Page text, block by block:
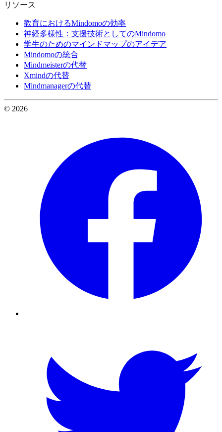
リソース
教育におけるMindomoの効率
神経多様性：支援技術としてのMindomo
学生のためのマインドマップのアイデア
Mindomoの統合
Mindmeisterの代替
Xmindの代替
Mindmanagerの代替
© 2026